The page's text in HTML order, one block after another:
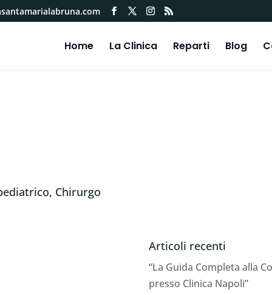
Home La Clinica Reparti Blog
Chirurgo
Articoli recenti
“La Guida Completa alla
presso Clinica Napoli”